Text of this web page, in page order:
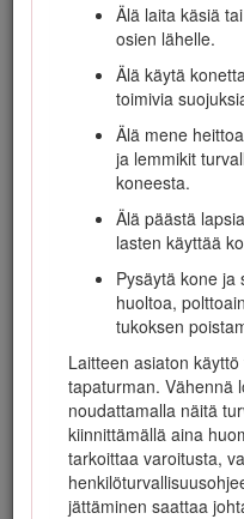
Älä laita käsiä
osien lähelle.
Älä käytä
toimivia
Älä mene
ja lemmikit
koneesta.
Älä päästä
lasten käyttää
Pysäytä kone ja
huoltoa,
tukoksen
Laitteen asiaton
tapaturman. Vähennä
noudattamalla näitä
kiinnittämällä aina
tarkoittaa varoitusta,
jättäminen saattaa
Voit ottaa suoraan
www.Toro.com, jos
käyttökoulutukseen
lisävarusteista tai
rekisteröidä tuotteesi.
Aina kun tarvitset
lisätietoja, ota yhteys
Toron asiakaspalveluun.
sarjanumerot valmiiksi
kilvessä, joka sijaitsee
Tässä käyttöoppaassa
ilmaisee vaaratilannetta,
varotoimenpiteet